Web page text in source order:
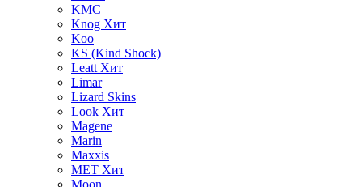
KMC
Knog Хит
Koo
KS (Kind Shock)
Leatt Хит
Limar
Lizard Skins
Look Хит
Magene
Marin
Maxxis
MET Хит
Moon